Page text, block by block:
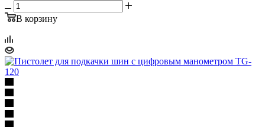
В корзину